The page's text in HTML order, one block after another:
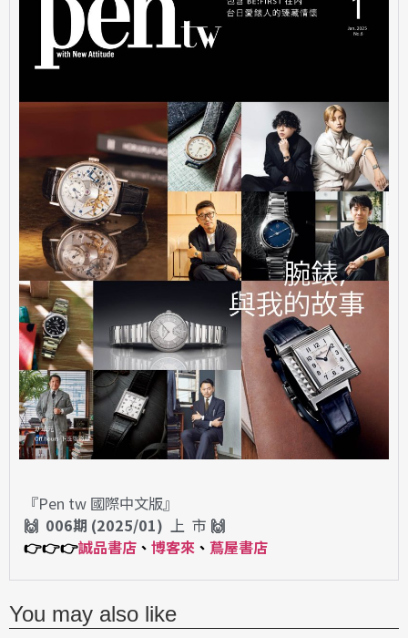
『Pen tw 國際中文版』
🙌 006期 (2025/01) 上 市 🙌
👉👉👉誠品書店 、 博客來 、 蔦屋書店
You may also like